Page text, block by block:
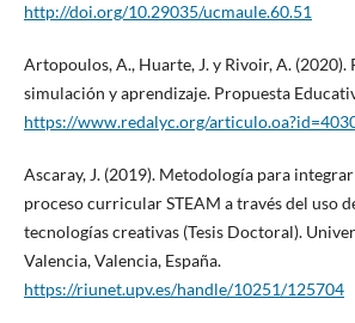
http://doi.org/10.29035/ucmaule.60.51
Artopoulos, A., Huarte, J. y Rivoir, A. (2020).
simulación y aprendizaje. Propuesta
https://www.redalyc.org/
Ascaray, J. (2019). Metodología para
proceso curricular STEAM a través del uso
tecnologías creativas (Tesis Doctoral).
Valencia, Valencia, España.
https://riunet.upv.es/handle/10251/125704